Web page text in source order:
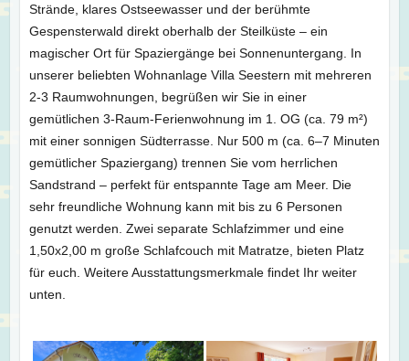
Strände, klares Ostseewasser und der berühmte
Gespensterwald direkt oberhalb der Steilküste – ein
magischer Ort für Spaziergänge bei Sonnenuntergang. In
unserer beliebten Wohnanlage Villa Seestern mit mehreren
2-3 Raumwohnungen, begrüßen wir Sie in einer
gemütlichen 3-Raum-Ferienwohnung im 1. OG (ca. 79 m²)
mit einer sonnigen Südterrasse. Nur 500 m (ca. 6–7 Minuten
gemütlicher Spaziergang) trennen Sie vom herrlichen
Sandstrand – perfekt für entspannte Tage am Meer. Die
sehr freundliche Wohnung kann mit bis zu 6 Personen
genutzt werden. Zwei separate Schlafzimmer und eine
1,50x2,00 m große Schlafcouch mit Matratze, bieten Platz
für euch. Weitere Ausstattungsmerkmale findet Ihr weiter
unten.